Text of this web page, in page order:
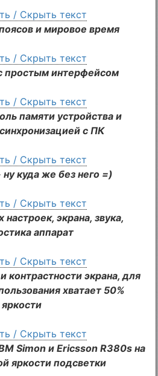
/ Скрыть текст
и мировое время
/ Скрыть текст
простым интерфейсом
/ Скрыть текст
памяти устройства и
с ПК
/ Скрыть текст
куда же без него =)
/ Скрыть текст
экрана, звука,
аппарат
/ Скрыть текст
контрастности экрана, для
хватает 50%
яркости
/ Скрыть текст
Simon и Ericsson R380s на
яркости подсветки